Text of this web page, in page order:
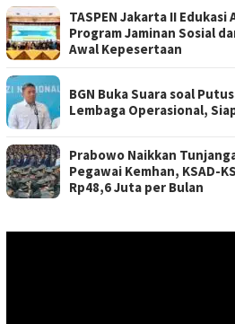
TASPEN Jakarta II
Program Jaminan Sosial
Awal Kepesertaan
BGN Buka Suara soal
Lembaga Operasional,
Prabowo Naikkan
Pegawai Kemhan, KSAD-
Rp48,6 Juta per Bulan